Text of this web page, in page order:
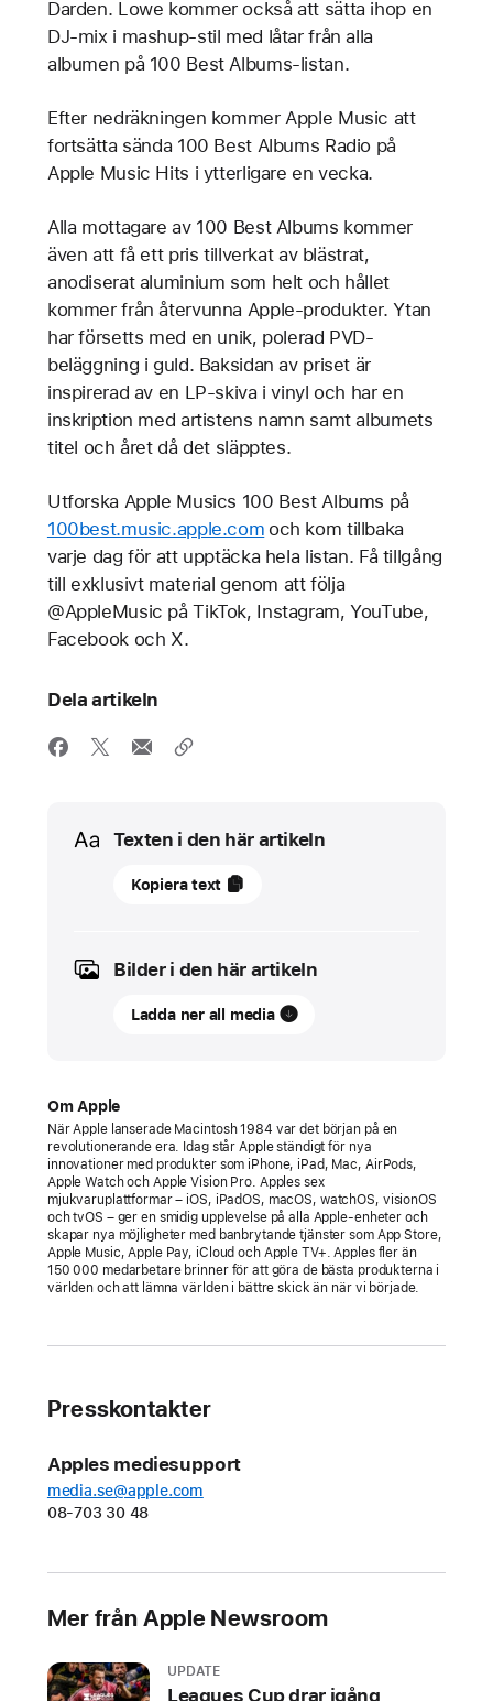
Darden. Lowe kommer också att sätta ihop en
DJ-mix i mashup-stil med låtar från alla
albumen på 100 Best Albums-listan.
Efter nedräkningen kommer Apple Music att
fortsätta sända 100 Best Albums Radio på
Apple Music Hits i ytterligare en vecka.
Alla mottagare av 100 Best Albums kommer
även att få ett pris tillverkat av blästrat,
anodiserat aluminium som helt och hållet
kommer från återvunna Apple-produkter. Ytan
har försetts med en unik, polerad PVD-
beläggning i guld. Baksidan av priset är
inspirerad av en LP-skiva i vinyl och har en
inskription med artistens namn samt albumets
titel och året då det släpptes.
Utforska Apple Musics 100 Best Albums på
100best.music.apple.com och kom tillbaka
varje dag för att upptäcka hela listan. Få tillgång
till exklusivt material genom att följa
@AppleMusic på TikTok, Instagram, YouTube,
Facebook och X.
Dela artikeln
Media
Texten i den här artikeln
13
PRESSMEDDELANDEN
Apple
fram
de
bästa
albumen
genom
tiderna
med
listan
att
i
tio
idag
album
100-
Kopiera text
Bilder i den här artikeln
Ladda ner all media
Om Apple
När Apple lanserade Macintosh 1984 var det början på en
revolutionerande era. Idag står Apple ständigt för nya
innovationer med produkter som iPhone, iPad, Mac, AirPods,
Apple Watch och Apple Vision Pro. Apples sex
mjukvaruplattformar – iOS, iPadOS, macOS, watchOS, visionOS
och tvOS – ger en smidig upplevelse på alla Apple-enheter och
skapar nya möjligheter med banbrytande tjänster som App Store,
Apple Music, Apple Pay, iCloud och Apple TV+. Apples fler än
150 000 medarbetare brinner för att göra de bästa produkterna i
världen och att lämna världen i bättre skick än när vi började.
Presskontakter
Apples mediesupport
media.se@apple.com
08-703 30 48
Mer från Apple Newsroom
UPDATE
Leagues Cup drar igång